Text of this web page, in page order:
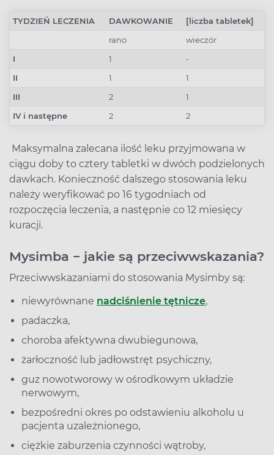
TYDZIEŃ LECZENIA DAWKOWANIE
[liczba tabletek]
rano
wieczór
I
1
-
II
1
1
III
2
1
IV i następne
2 2
Maksymalna zalecana ilość leku przyjmowana w
ciągu doby to cztery tabletki w dwóch podzielonych
dawkach. Konieczność dalszego stosowania leku
należy weryfikować po 16 tygodniach od
rozpoczęcia leczenia, a następnie co 12 miesięcy
kuracji.
Mysimba − jakie są przeciwwskazania?
Przeciwwskazaniami do stosowania Mysimby są:
niewyrównane nadciśnienie tętnicze,
padaczka,
choroba afektywna dwubiegunowa,
żarłoczność lub jadłowstręt psychiczny,
guz nowotworowy w ośrodkowym układzie
nerwowym,
bezpośredni okres po odstawieniu alkoholu u
pacjenta uzależnionego,
ciężkie zaburzenia czynności wątroby,